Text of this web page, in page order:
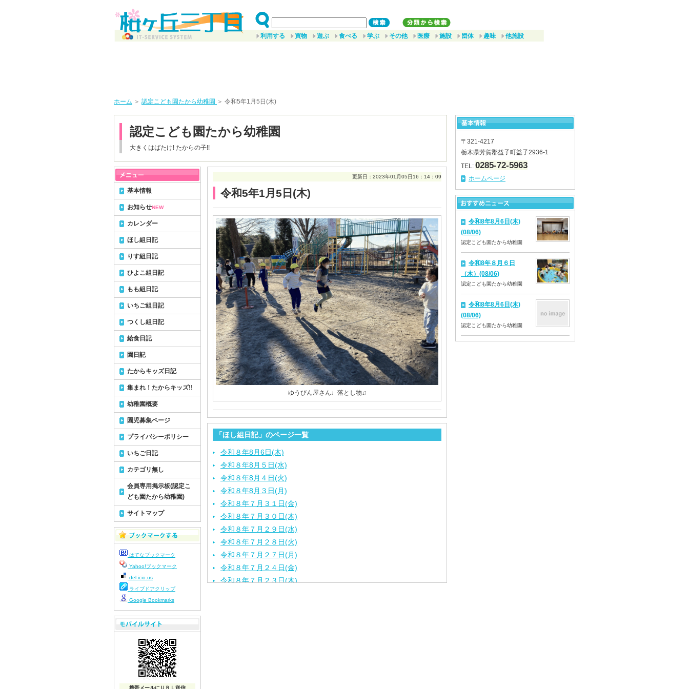
利用する 買物 遊ぶ 食べる 学ぶ その他 医療 施設 団体 趣味 他施設
ホーム ＞ 認定こども園たから幼稚園 ＞ 令和5年1月5日(木)
認定こども園たから幼稚園
大きくはばたけ! たからの子!!
更新日：2023年01月05日16：14：09
令和5年1月5日(木)
ゆうびん屋さん♩落とし物♫
「ほし組日記」のページ一覧
令和８年8月6日(木)
令和８年8月５日(水)
令和８年8月４日(火)
令和８年8月３日(月)
令和８年７月３１日(金)
令和８年７月３０日(木)
令和８年７月２９日(水)
令和８年７月２８日(火)
令和８年７月２７日(月)
令和８年７月２４日(金)
令和８年７月２３日(木)
基本情報
お知らせNEW
カレンダー
ほし組日記
りす組日記
ひよこ組日記
もも組日記
いちご組日記
つくし組日記
給食日記
園日記
たからキッズ日記
集まれ！たからキッズ!!
幼稚園概要
園児募集ページ
プライバシーポリシー
いちご日記
カテゴリ無し
会員専用掲示板(認定こ
ども園たから幼稚園)
サイトマップ
はてなブックマーク
Yahoo!ブックマーク
del.icio.us
ライブドアクリップ
Google Bookmarks
携帯メールにＵＲＬ送信
〒321-4217
栃木県芳賀郡益子町益子2936-1
TEL: 0285-72-5963
ホームページ
令和8年8月6日(木)
(08/06)
認定こども園たから幼稚園
令和8年８月６日
（木）(08/06)
認定こども園たから幼稚園
令和8年8月6日(木)
(08/06)
認定こども園たから幼稚園